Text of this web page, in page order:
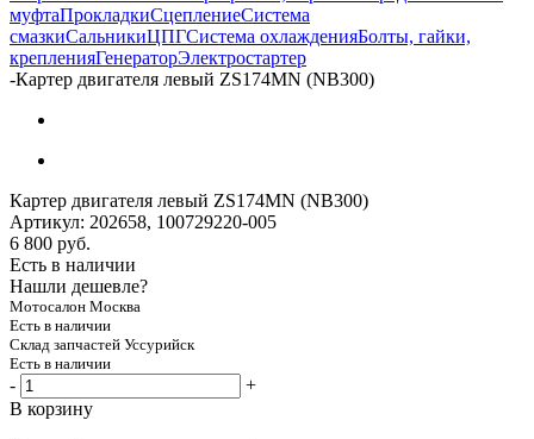
муфтаПрокладкиСцеплениеСистема
смазкиСальникиЦПГСистема охлажденияБолты, гайки,
крепленияГенераторЭлектростартер
-Картер двигателя левый ZS174MN (NB300)
Картер двигателя левый ZS174MN (NB300)
Артикул: 202658, 100729220-005
6 800 руб.
Есть в наличии
Нашли дешевле?
Мотосалон Москва
Есть в наличии
Склад запчастей Уссурийск
Есть в наличии
-
+
В корзину